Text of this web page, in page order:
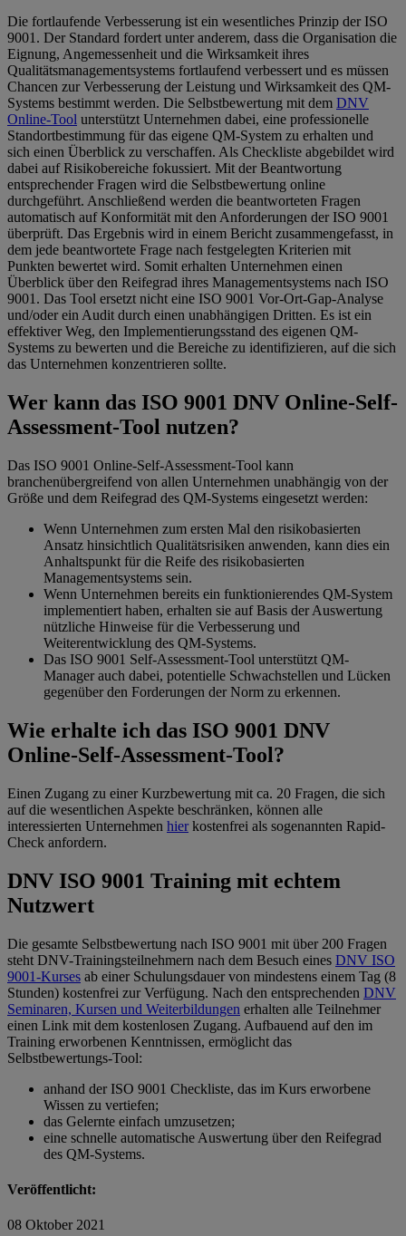
Die fortlaufende Verbesserung ist ein wesentliches Prinzip der ISO
9001. Der Standard fordert unter anderem, dass die Organisation die
Eignung, Angemessenheit und die Wirksamkeit ihres
Qualitätsmanagementsystems fortlaufend verbessert und es müssen
Chancen zur Verbesserung der Leistung und Wirksamkeit des QM-
Systems bestimmt werden. Die Selbstbewertung mit dem DNV
Online-Tool unterstützt Unternehmen dabei, eine professionelle
Standortbestimmung für das eigene QM-System zu erhalten und
sich einen Überblick zu verschaffen. Als Checkliste abgebildet wird
dabei auf Risikobereiche fokussiert. Mit der Beantwortung
entsprechender Fragen wird die Selbstbewertung online
durchgeführt. Anschließend werden die beantworteten Fragen
automatisch auf Konformität mit den Anforderungen der ISO 9001
überprüft. Das Ergebnis wird in einem Bericht zusammengefasst, in
dem jede beantwortete Frage nach festgelegten Kriterien mit
Punkten bewertet wird. Somit erhalten Unternehmen einen
Überblick über den Reifegrad ihres Managementsystems nach ISO
9001. Das Tool ersetzt nicht eine ISO 9001 Vor-Ort-Gap-Analyse
und/oder ein Audit durch einen unabhängigen Dritten. Es ist ein
effektiver Weg, den Implementierungsstand des eigenen QM-
Systems zu bewerten und die Bereiche zu identifizieren, auf die sich
das Unternehmen konzentrieren sollte.
Wer kann das ISO 9001 DNV Online-Self-
Assessment-Tool nutzen?
Das ISO 9001 Online-Self-Assessment-Tool kann
branchenübergreifend von allen Unternehmen unabhängig von der
Größe und dem Reifegrad des QM-Systems eingesetzt werden:
Wenn Unternehmen zum ersten Mal den risikobasierten
Ansatz hinsichtlich Qualitätsrisiken anwenden, kann dies ein
Anhaltspunkt für die Reife des risikobasierten
Managementsystems sein.
Wenn Unternehmen bereits ein funktionierendes QM-System
implementiert haben, erhalten sie auf Basis der Auswertung
nützliche Hinweise für die Verbesserung und
Weiterentwicklung des QM-Systems.
Das ISO 9001 Self-Assessment-Tool unterstützt QM-
Manager auch dabei, potentielle Schwachstellen und Lücken
gegenüber den Forderungen der Norm zu erkennen.
Wie erhalte ich das ISO 9001 DNV
Online-Self-Assessment-Tool?
Einen Zugang zu einer Kurzbewertung mit ca. 20 Fragen, die sich
auf die wesentlichen Aspekte beschränken, können alle
interessierten Unternehmen hierkostenfrei als sogenannten Rapid-
Check anfordern.
DNV ISO 9001 Training mit echtem
Nutzwert
Die gesamte Selbstbewertung nach ISO 9001 mit über 200 Fragen
steht DNV-Trainingsteilnehmern nach dem Besuch eines DNV ISO
9001-Kurses ab einer Schulungsdauer von mindestens einem Tag (8
Stunden) kostenfrei zur Verfügung. Nach den entsprechenden DNV
Seminaren, Kursen und Weiterbildungen erhalten alle Teilnehmer
einen Link mit dem kostenlosen Zugang. Aufbauend auf den im
Training erworbenen Kenntnissen, ermöglicht das
Selbstbewertungs-Tool:
anhand der ISO 9001 Checkliste, das im Kurs erworbene
Wissen zu vertiefen;
das Gelernte einfach umzusetzen;
eine schnelle automatische Auswertung über den Reifegrad
des QM-Systems.
Veröffentlicht:
08 Oktober 2021